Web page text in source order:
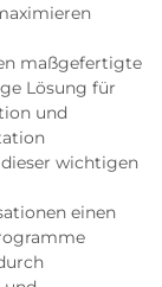
maßgefertigte
Lösung für
und
wichtigen
einen